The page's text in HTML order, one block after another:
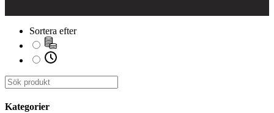
Sortera efter
Kategorier